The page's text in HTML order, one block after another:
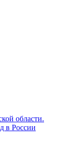
области.
в России